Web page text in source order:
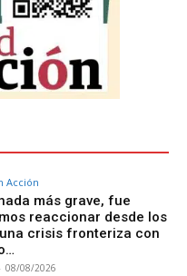
Acción
más grave, fue
reaccionar desde los
una crisis fronteriza con
- 08/08/2026